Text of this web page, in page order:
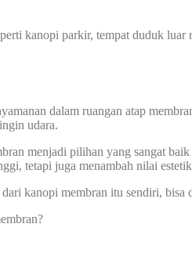
kanopi parkir, tempat duduk luar
dalam ruangan atap
udara.
menjadi pilihan yang sangat
tetapi juga menambah nilai
kanopi membran itu sendiri, bisa